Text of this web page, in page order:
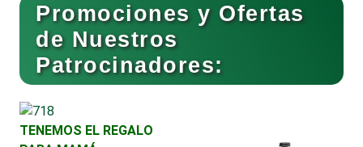
Conferencias Empresariales
Construcciones en General
Contadores
Promociones y Ofertas
de Nuestros
Patrocinadores:
TENEMOS EL REGALO